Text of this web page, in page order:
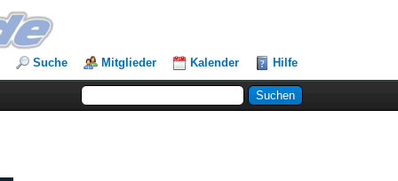
Suche Mitglieder Kalender Hilfe